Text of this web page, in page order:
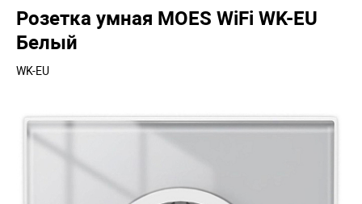
Розетка умная MOES WiFi WK-EU
Белый
WK-EU